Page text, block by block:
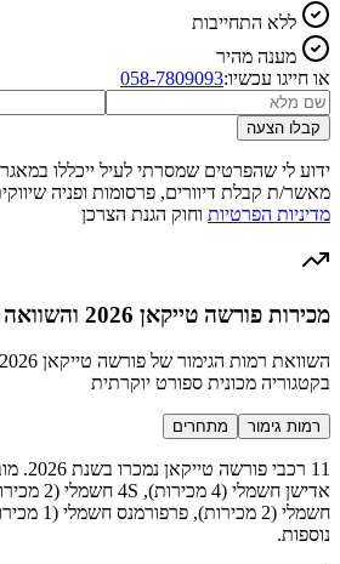
ללא התחייבות
מענה מהיר
או חייגו עכשיו:058-7809093
קבלו הצעה
ידוע לי שהפרטים שמסרתי לעיל ייכללו
מאשר/ת קבלת דיוורים, פרסומות ופניה
מדיניות הפרטיות וחוק הגנת הצרכן
מכירות פורשה טייקאן 2026 והשוואה למתחרים
בקטגוריה מכונית ספורט יוקרתית
רמות גימור מתחרים
11
נוספות.